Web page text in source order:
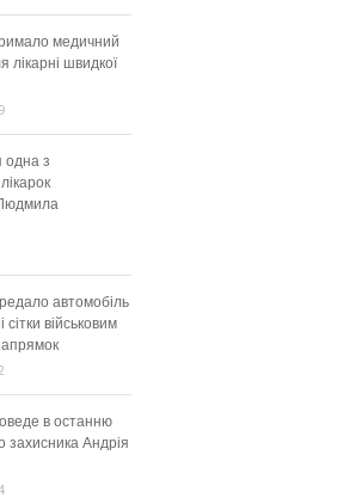
медичний
лікарні швидкої
одна з
Людмила
автомобіль
сітки військовим
в останню
захисника Андрія